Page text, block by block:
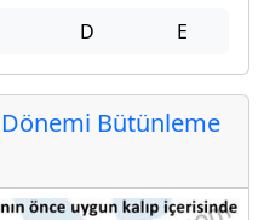
D E
Bütünleme